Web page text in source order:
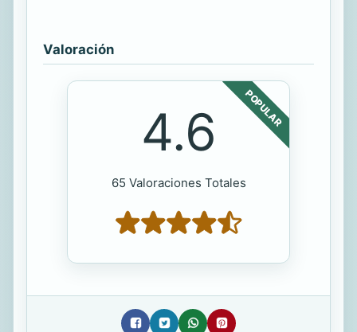
Valoración
POPULAR
4.6
65 Valoraciones Totales